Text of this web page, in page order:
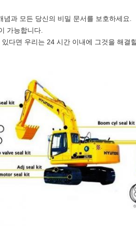
념과 모든 당신의 비밀 문서를 보호하세요.
가능합니다.
다면 우리는 24 시간 이내에 그것을 해결